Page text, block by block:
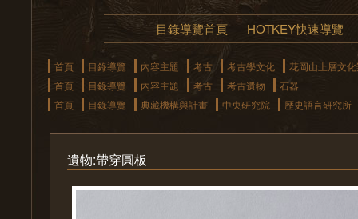
目錄導覽首頁 HOTKEY快速導覽
首頁 目錄導覽 內容主題 考古 考古學文化
花岡山上層文
首頁
目錄導覽 內容主題 考古 考古遺物
石器
首頁
目錄導覽 典藏機構與計畫 中央研究院 歷史語言研究所
遺物:帶穿圓板